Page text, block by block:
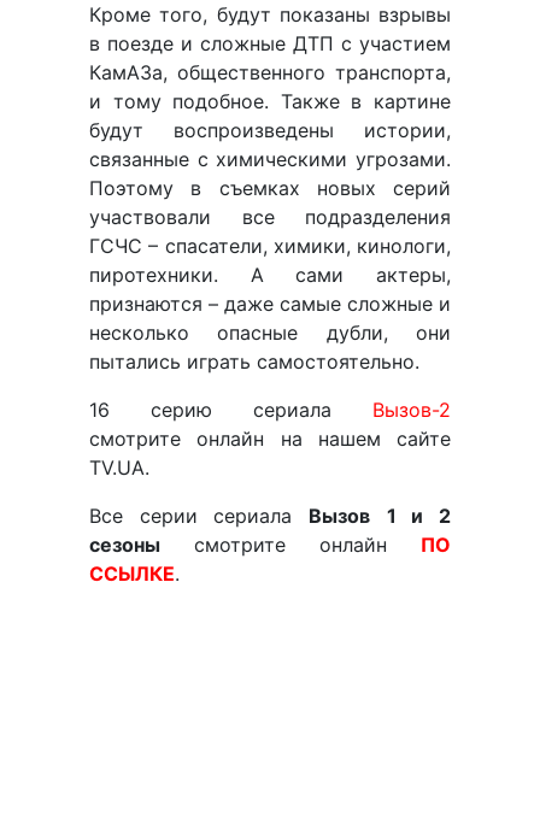
Кроме того, будут показаны взрывы
в поезде и сложные ДТП с участием
КамАЗа, общественного транспорта,
и тому подобное. Также в картине
будут воспроизведены истории,
связанные с химическими угрозами.
Поэтому в съемках новых серий
участвовали все подразделения
ГСЧС – спасатели, химики, кинологи,
пиротехники. А сами актеры,
признаются – даже самые сложные и
несколько опасные дубли, они
пытались играть самостоятельно.
16 серию сериала Вызов-2
смотрите онлайн на нашем сайте
TV.UA.
Все серии сериала Вызов
1 и 2
сезоны смотрите онлайн ПО
ССЫЛКЕ.